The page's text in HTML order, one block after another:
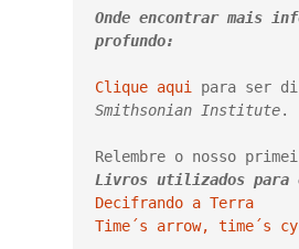
Onde encontrar mais
profundo:
Clique aqui
Smithsonian Institute.
Relembre o nosso
Livros utilizados para
Decifrando a Terra
Time´s arrow, time´s